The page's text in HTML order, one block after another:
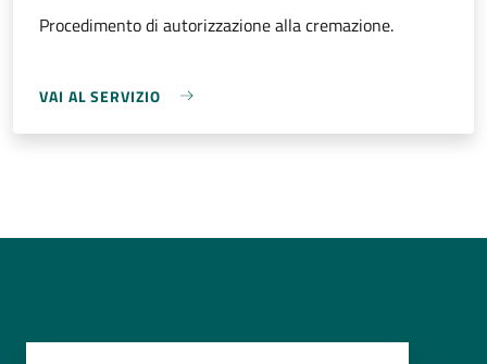
Procedimento di autorizzazione alla cremazione.
VAI AL SERVIZIO